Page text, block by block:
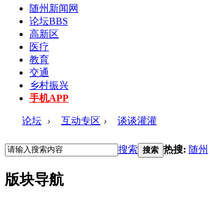
随州新闻网
论坛BBS
高新区
医疗
教育
交通
乡村振兴
手机APP
论坛 › 互动专区 › 谈谈灌灌
搜索 搜索 热搜: 随州
版块导航